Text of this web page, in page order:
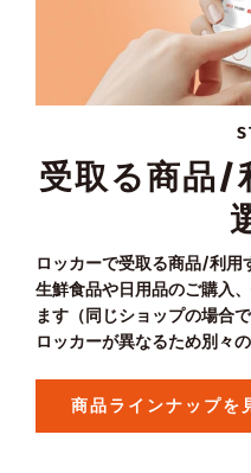
受取る商品/
ロッカーで受取る商品/利用
生鮮食品や日用品のご購入
ます（同じショップの場合
ロッカーが異なるため別々
商品ラインナップを